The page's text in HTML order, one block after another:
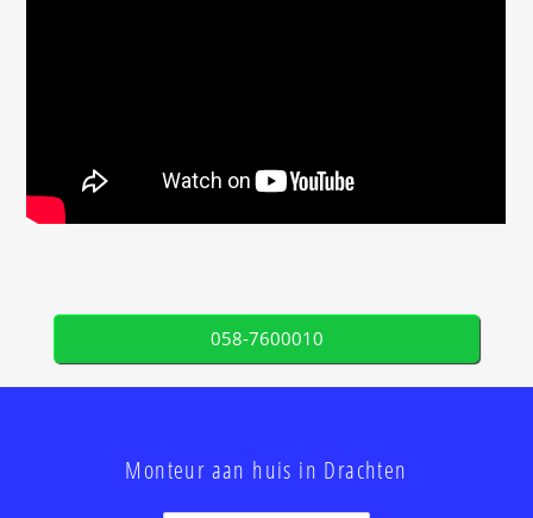
058-7600010
Monteur aan huis in Drachten